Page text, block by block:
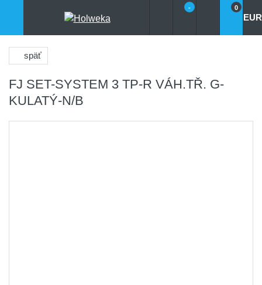
- 0
EUR
späť
FJ SET-SYSTEM 3 TP-R VÁH.TŘ. G-
KULATÝ-N/B